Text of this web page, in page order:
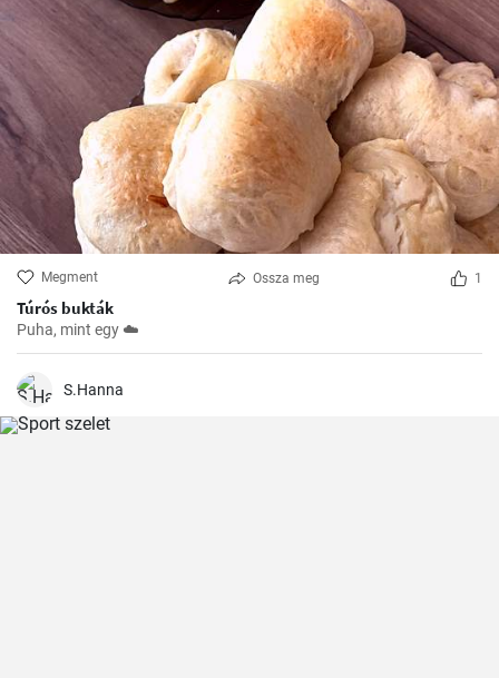
Megment Ossza meg 1
Túrós bukták
Puha, mint egy ☁️
S.Hanna